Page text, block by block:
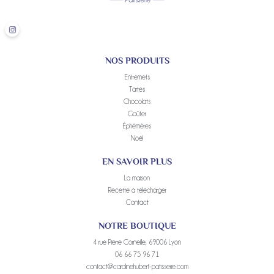
NOS PRODUITS
Entremets
Tartes
Chocolats
Goûter
Éphémères
Noël
EN SAVOIR PLUS
La maison
Recette à télécharger
Contact
NOTRE BOUTIQUE
4 rue Pierre Corneille, 69006 Lyon
06 66 75 96 71
contact@carolinehubert-patisserie.com